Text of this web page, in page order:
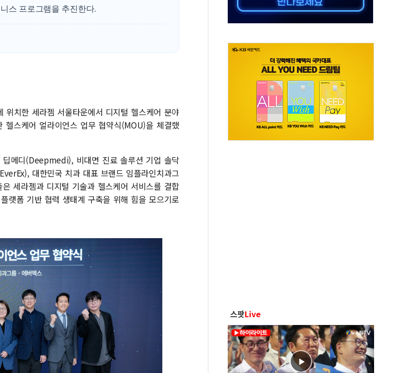
스 프로그램을 추진한다.
치한 세라젬 서울타운에서 디지털 헬스케어 분야
헬스케어 얼라이언스 업무 협약식(MOU)을 체결했
메디(Deepmedi), 비대면 진료 솔루션 기업 솔닥
대한민국 치과 대표 브랜드 임플라인치과그
세라젬과 디지털 기술과 헬스케어 서비스를 결합
랫폼 기반 협력 생태계 구축을 위해 힘을 모으기로
스팟Live